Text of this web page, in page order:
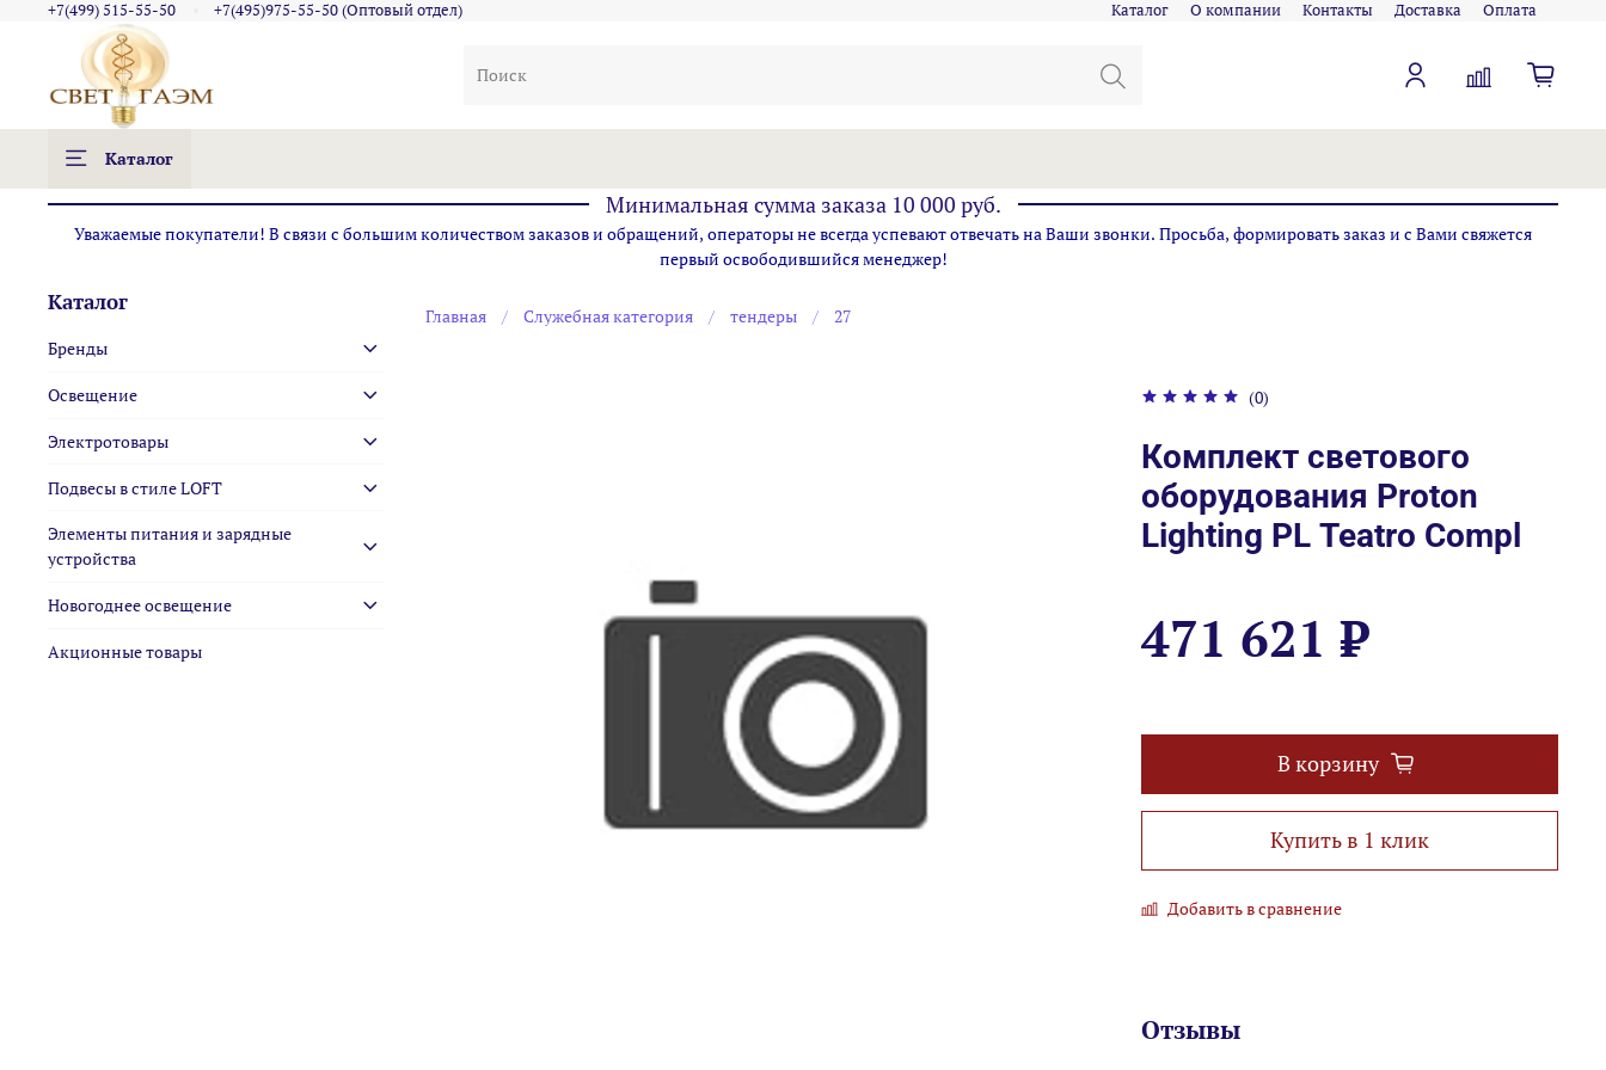
Каталог О компании Контакты Доставка Оплата
+7(499) 515-55-50 +7(495)975-55-50 (Оптовый отдел)
Каталог
Минимальная сумма заказа 10 000 руб.
Уважаемые покупатели! В связи с большим количеством заказов и обращений, операторы не всегда успевают отвечать на Ваши звонки. Просьба, формировать заказ и с Вами свяжется
первый освободившийся менеджер!
Главная Служебная категория тендеры 27
(0)
Комплект светового
оборудования Proton
Lighting PL Teatro Compl
471 621 ₽
В корзину
Купить в 1 клик
Добавить в сравнение
Отзывы
Каталог
Бренды
Освещение
Электротовары
Подвесы в стиле LOFT
Элементы питания и зарядные
устройства
Новогоднее освещение
Акционные товары